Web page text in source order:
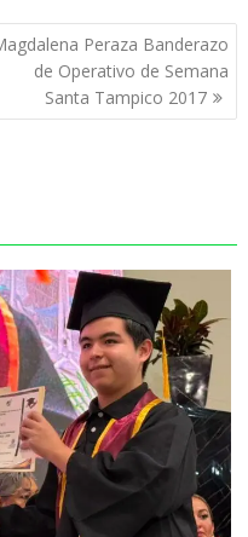
n
t
Peraza Banderazo
de Operativo de Semana
Santa Tampico 2017